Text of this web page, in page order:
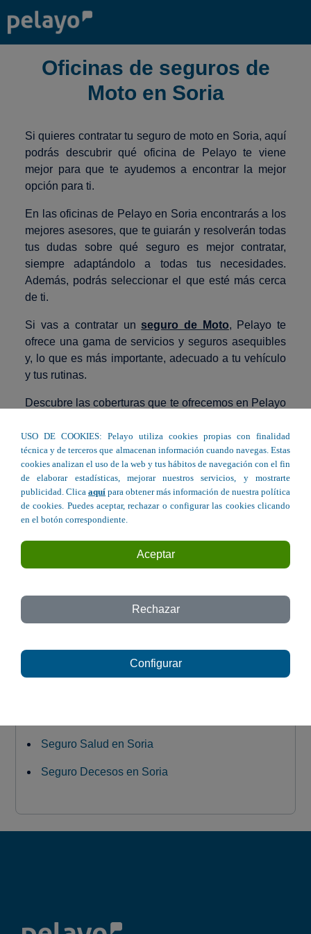
Oficinas de seguros de
Moto en Soria
Si quieres contratar tu seguro de moto en Soria, aquí
podrás descubrir qué oficina de Pelayo te viene
mejor para que te ayudemos a encontrar la mejor
opción para ti.
En las oficinas de Pelayo en Soria encontrarás a los
mejores asesores, que te guiarán y resolverán todas
tus dudas sobre qué seguro es mejor contratar,
siempre adaptándolo a todas tus necesidades.
Además, podrás seleccionar el que esté más cerca
de ti.
Si vas a contratar unseguro de Moto, Pelayo te
ofrece una gama de servicios y seguros asequibles
y, lo que es más importante, adecuado a tu vehículo
y tus rutinas.
Descubre las coberturas que te ofrecemos en Pelayo
Elige tu oficina Pelayo más cercana en Soria y
contrata el seguro de coche perfecto para ti.
Seguro de Moto en Soria
Avda. Mariano Vicén, 29. Bajo - Soria
Seguro Coche en Soria
Seguro Salud en Soria
Seguro Decesos en Soria
USO DE COOKIES: Pelayo utiliza cookies propias con finalidad
técnica y de terceros que almacenan información cuando navegas. Estas
cookies analizan el uso de la web y tus hábitos de navegación con el fin
de elaborar estadísticas, mejorar nuestros servicios, y mostrarte
publicidad. Clica aquí para obtener más información de nuestra política
de cookies. Puedes aceptar, rechazar o configurar las cookies clicando
en el botón correspondiente.
Aceptar
Rechazar
Configurar